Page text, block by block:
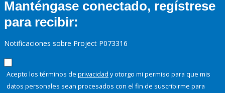
Manténgase conectado, regístrese
para recibir:
Notificaciones sobre Project P073316
Acepto los términos de privacidad y otorgo mi permiso para que mis
datos personales sean procesados con el fin de suscribirme para